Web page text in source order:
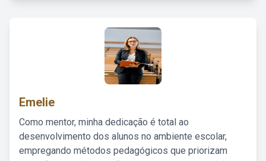
Emelie
Como mentor, minha dedicação é total ao
desenvolvimento dos alunos no ambiente escolar,
empregando métodos pedagógicos que priorizam